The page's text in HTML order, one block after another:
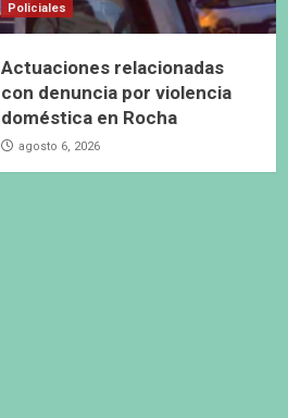
Policiales
Actuaciones relacionadas
con denuncia por violencia
doméstica en Rocha
agosto 6, 2026